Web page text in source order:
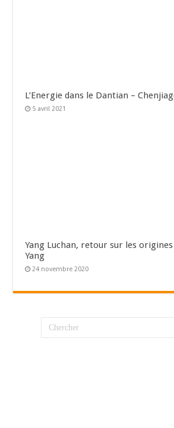
L’Energie dans le Dantian –
5 avril 2021
Yang Luchan, retour sur les
Yang
24 novembre 2020